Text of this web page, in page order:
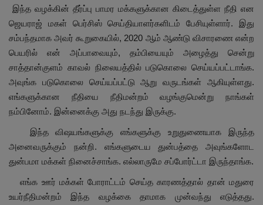
இந்த வழக்கின் தீர்ப்பு பாமர மக்களுக்கான கிடைத்துள்ள நீதி என
ஜெயராஜ் மகள் பெர்சிஸ் செய்தியாளர்களிடம் பேசியுள்ளார். இது
சம்பந்தமாக அவர் கூறுகையில், 2020 ஆம் ஆண்டு விசாரணை என்ற
பெயரில் என் அப்பாவையும், தம்பியையும் அழைத்து சென்று
சாத்தான்குளம் காவல் நிலையத்தில் படுகொலை செய்யப்பட்டாங்க.
அவுங்க படுகொலை செய்யப்பட்டு ஆறு வருடங்கள் ஆகியுள்ளது.
எங்களுக்கான நீதியை நீதிமன்றம் வழங்குமென்று நாங்கள்
நம்பினோம். இன்னைக்கு அது நடந்து இருக்கு.
இந்த விஷயங்களுக்கு எங்களுக்கு உறுதுணையாக இருந்த
அனைவருக்கும் நன்றி. எங்களுடைய துன்பத்தை அவுங்களோட
துன்பமா மக்கள் நினைச்சாங்க. எல்லாருமே சப்போர்ட்டா இருந்தாங்க.
எங்க ஊர் மக்கள் போராட்டம் செய்த காரணத்தால் தான் மதுரை
உயர்நீதிமன்றம் இந்த வழக்கை தாமாக முன்வந்து எடுத்தது.